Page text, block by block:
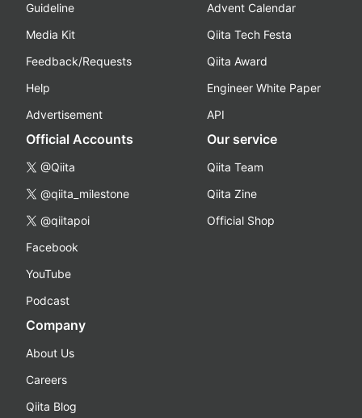
Guideline
Media Kit
Feedback/Requests
Help
Advertisement
Advent Calendar
Qiita Tech Festa
Qiita Award
Engineer White Paper
API
Official Accounts
@Qiita
@qiita_milestone
@qiitapoi
Facebook
YouTube
Podcast
Our service
Qiita Team
Qiita Zine
Official Shop
Company
About Us
Careers
Qiita Blog